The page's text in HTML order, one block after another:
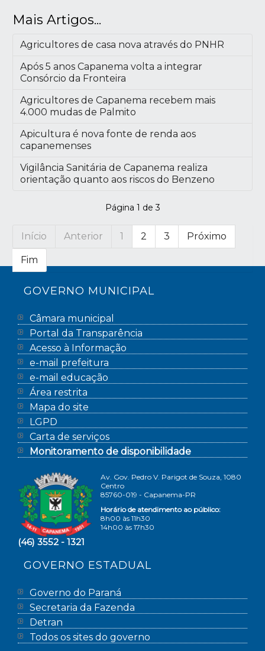
Mais Artigos...
Agricultores de casa nova através do PNHR
Após 5 anos Capanema volta a integrar
Consórcio da Fronteira
Agricultores de Capanema recebem mais
4.000 mudas de Palmito
Apicultura é nova fonte de renda aos
capanemenses
Vigilância Sanitária de Capanema realiza
orientação quanto aos riscos do Benzeno
Página 1 de 3
Início Anterior 1 2 3 Próximo
Fim
GOVERNO MUNICIPAL
Câmara municipal
Portal da Transparência
Acesso à Informação
e-mail prefeitura
e-mail educação
Área restrita
Mapa do site
LGPD
Carta de serviços
Monitoramento de disponibilidade
Av. Gov. Pedro V. Parigot de Souza, 1080
Centro
85760-019 - Capanema-PR
Horário de atendimento ao público:
8h00 às 11h30
14h00 às 17h30
(46) 3552 - 1321
GOVERNO ESTADUAL
Governo do Paraná
Secretaria da Fazenda
Detran
Todos os sites do governo